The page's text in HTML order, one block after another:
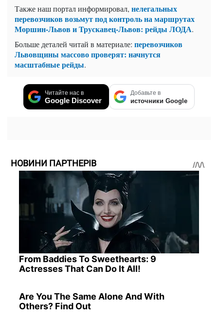
Также наш портал информировал, нелегальных
перевозчиков возьмут под контроль на маршрутах
Моршин-Львов и Трускавец-Львов: рейды ЛОДА.
Больше деталей читай в материале: перевозчиков
Львовщины массово проверят: начнутся
масштабные рейды.
Читайте нас в
Google Discover
Добавьте в
источники Google
НОВИНИ ПАРТНЕРІВ
From Baddies To Sweethearts: 9
Actresses That Can Do It All!
Are You The Same Alone And With
Others? Find Out